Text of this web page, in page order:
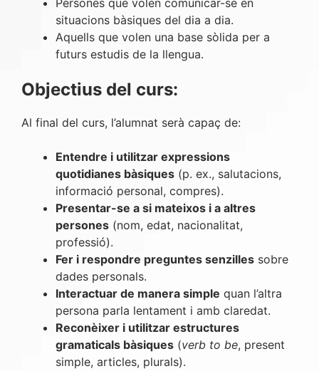
Persones que volen comunicar-se en
situacions bàsiques del dia a dia.
Aquells que volen una base sòlida per a
futurs estudis de la llengua.
Objectius del curs:
Al final del curs, l’alumnat serà capaç de:
Entendre i utilitzar expressions
quotidianes bàsiques (p. ex., salutacions,
informació personal, compres).
Presentar-se a si mateixos i a altres
persones (nom, edat, nacionalitat,
professió).
Fer i respondre preguntes senzilles sobre
dades personals.
Interactuar de manera simple quan l’altra
persona parla lentament i amb claredat.
Reconèixer i utilitzar estructures
gramaticals bàsiques (verb to be, present
simple, articles, plurals).